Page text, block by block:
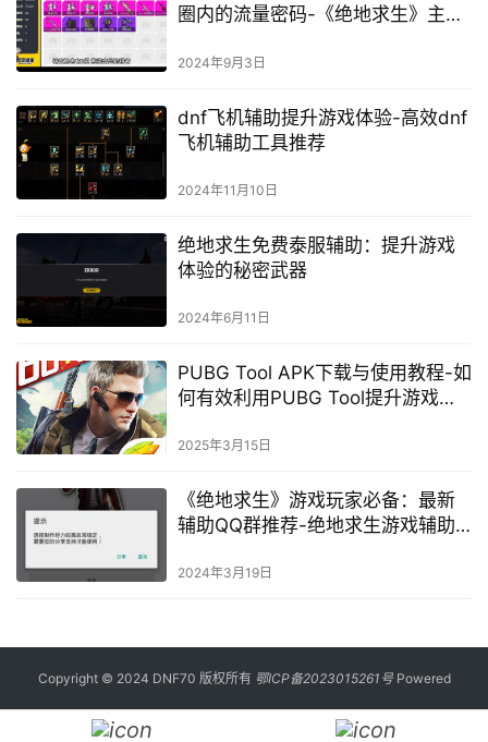
圈内的流量密码-《绝地求生》主播
2024年9月3日
dnf飞机辅助提升游戏体验-高效dnf
飞机辅助工具推荐
2024年11月10日
绝地求生免费泰服辅助：提升游戏
体验的秘密武器
2024年6月11日
PUBG Tool APK下载与使用教程-如
何有效利用PUBG Tool提升游戏体
2025年3月15日
《绝地求生》游戏玩家必备：最新
辅助QQ群推荐-绝地求生游戏辅助
2024年3月19日
Copyright © 2024 DNF70 版权所有 鄂ICP备2023015261号Powered